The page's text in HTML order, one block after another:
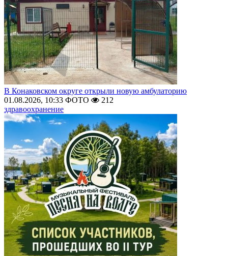
В Конаковском округе открыли новую амбулаторию
01.08.2026, 10:33 ФОТО
212
здравоохранение